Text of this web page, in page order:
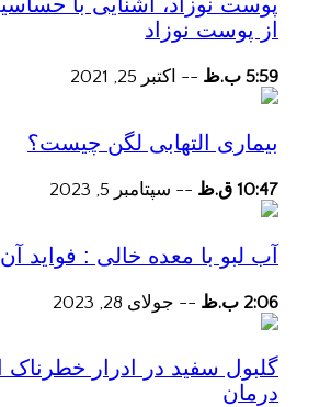
از پوست نوزاد
5:59 ب.ظ -- اکتبر 25, 2021
بیماری التهابی لگن چیست؟
10:47 ق.ظ -- سپتامبر 5, 2023
آب لبو با معده خالی : فواید
2:06 ب.ظ -- جولای 28, 2023
گلبول سفید در ادرار خطرناک
درمان